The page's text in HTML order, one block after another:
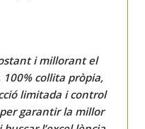
i millorant el
collita pròpia,
limitada i control
garantir la millor